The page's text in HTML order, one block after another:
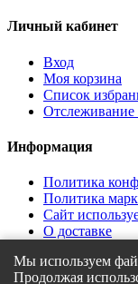
Личный кабинет
Вход
Моя корзина
Список
Отслеживание
Информация
Политика
Политика
Сайт
О доставке
© 2018MadLoad
Мы используем
Продолжая